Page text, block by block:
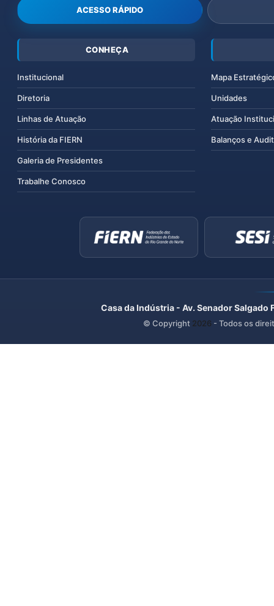
ACESSO RÁPIDO
CONHEÇA
Institucional
Diretoria
Linhas de Atuação
História da FIERN
Galeria de Presidentes
Trabalhe Conosco
Mapa
Unidades
Atuação
Balanços e
Casa da Indústria - Av. Senador
© Copyright 2026 - Todos os